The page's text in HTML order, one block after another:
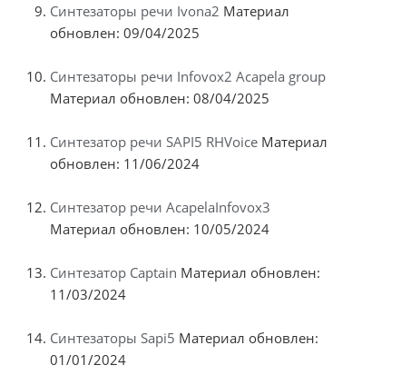
Синтезаторы речи Ivona2 Материал
обновлен: 09/04/2025
Синтезаторы речи Infovox2 Acapela group
Материал обновлен: 08/04/2025
Синтезатор речи SAPI5 RHVoice Материал
обновлен: 11/06/2024
Синтезатор речи AcapelaInfovox3
Материал обновлен: 10/05/2024
Синтезатор Captain Материал обновлен:
11/03/2024
Синтезаторы Sapi5 Материал обновлен:
01/01/2024